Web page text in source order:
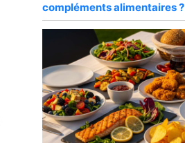
compléments alimentaires ?